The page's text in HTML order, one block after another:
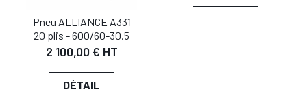
Pneu ALLIANCE A331
20 plis - 600/60-30.5
2 100,00 € HT
DÉTAIL